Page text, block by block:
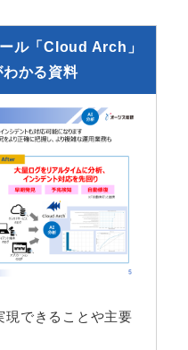
ル「Cloud Arch」
かる資料
できることや主要